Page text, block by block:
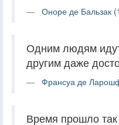
Оноре де Бальзак
Одним людям
другим даже
Франсуа де
Время прошло